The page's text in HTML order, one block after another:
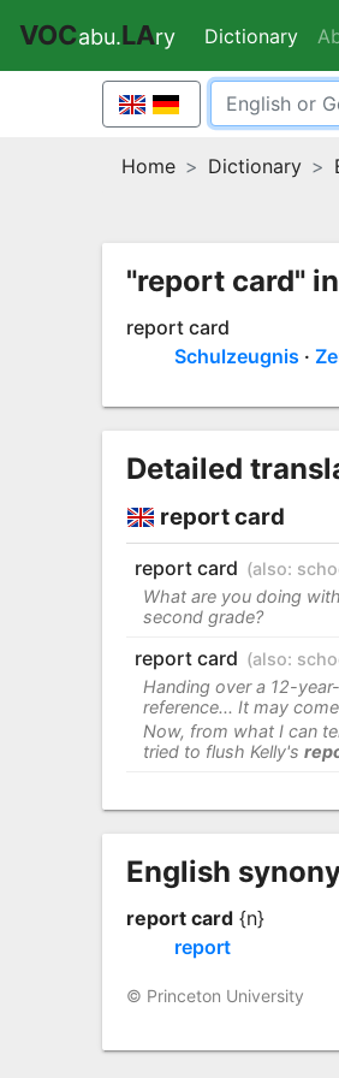
VOCabu.LAry Dictionary
Home Dictionary
"report card"
report card
Schulzeugnis
Detailed
report card
report card (also:
What are you doing
second grade?
report card (also:
Handing over a 12-
reference... It may
Now, from what I can
tried to flush Kelly's
English
report card {n}
report
© Princeton University